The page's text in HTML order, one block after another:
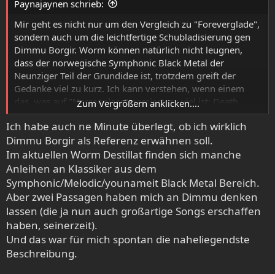
nPaynajaynen schrieb:
Mir geht es nicht nur um den Vergleich zu "Foreverglade",
sondern auch um die leichtfertige Schubladisierung gen
Dimmu Borgir. Worm können natürlich nicht leugnen,
dass der norwegische Symphonic Black Metal der
Neunziger Teil der Grundidee ist, trotzdem greift der
Gedanke viel zu kurz. Ich kann verstehen, wenn einem
das, was auf "Necropalace" passiert, zu viel ist; Death
Doom ist trotzdem weiterhin präsent und die
melodischere Gitarrenarbeit hat wenig mit Dimmu Borgir
und Konsorten gemein, sondern erinnert an Neoklassik
und Heavy Metal. Von den cineastischen und
atmosphärischen Einflüssen aus der Videospielwelt ganz
zu schweigen.
Zum Vergrößern anklicken....
Ich habe auch ne Minute überlegt, ob ich wirklich
Dimmu Borgir als Referenz erwähnen soll.
Im aktuellen Worm Destillat finden sich manche
Anleihen an Klassiker aus dem
Symphonic/Melodic/younameit Black Metal Bereich.
Aber zwei Passagen haben mich an Dimmu denken
lassen (die ja nun auch großartige Songs erschaffen
haben, seinerzeit).
Und das war für mich spontan die naheliegendste
Beschreibung.